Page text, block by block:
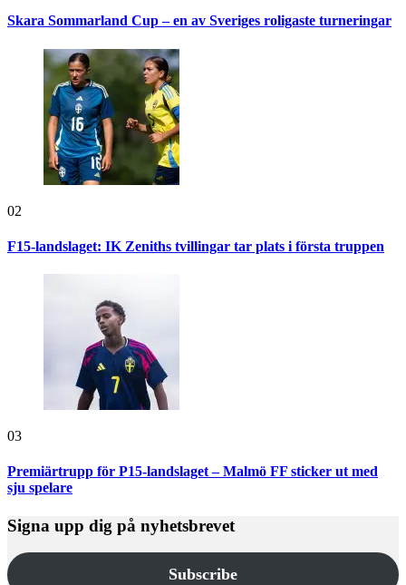
Skara Sommarland Cup – en av Sveriges roligaste turneringar
02
F15-landslaget: IK Zeniths tvillingar tar plats i första truppen
03
Premiärtrupp för P15-landslaget – Malmö FF sticker ut med
sju spelare
Signa upp dig på nyhetsbrevet
Subscribe